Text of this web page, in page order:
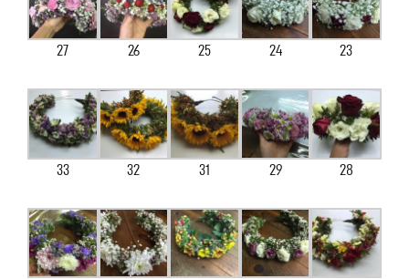
23
24
25
26
27
28
29
31
32
33